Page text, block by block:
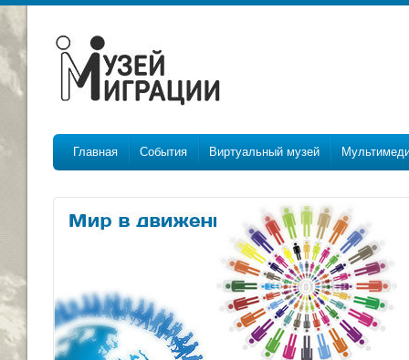
Главная События Виртуальный музей